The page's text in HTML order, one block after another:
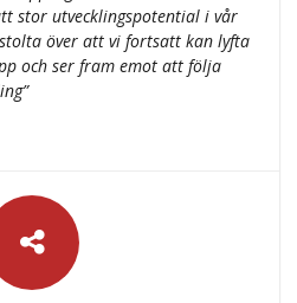
stor utvecklingspotential i vår
över att vi fortsatt kan lyfta
och ser fram emot att följa